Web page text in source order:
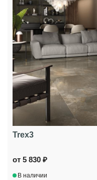
Trex3
от 5 830 ₽
В наличии